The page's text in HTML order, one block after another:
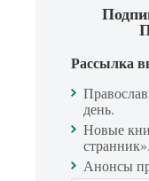
Рассылка
день.
Новые
странник».
Анонсы